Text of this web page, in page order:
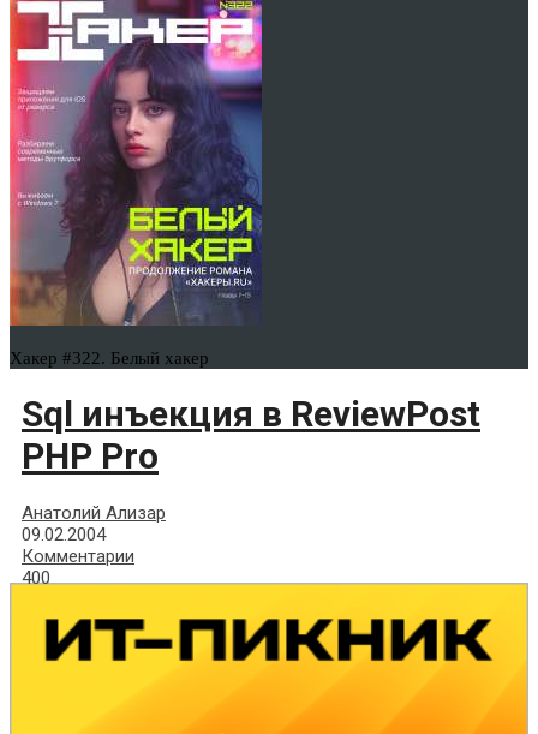
Хакер #322. Белый хакер
Sql инъекция в ReviewPost
PHP Pro
Анатолий Ализар
09.02.2004
Комментарии
400